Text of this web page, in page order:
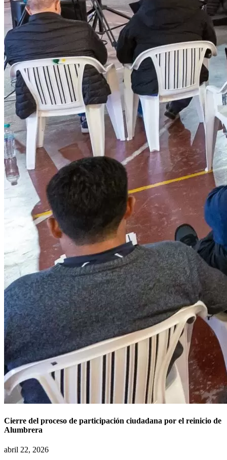
Cierre del proceso de participación ciudadana por el reinicio de
Alumbrera
abril 22, 2026